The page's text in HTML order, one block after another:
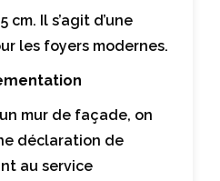
cm. Il s’agit d’une
les foyers modernes.
mur de façade, on
déclaration de
au service